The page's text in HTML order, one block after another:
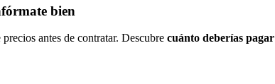
bien
antes de contratar. Descubre cuánto deberías pagar